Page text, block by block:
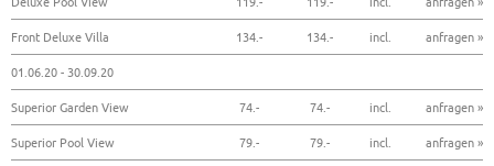
Front Deluxe Villa
134.- 134.- incl.
anfragen »
01.06.20 - 30.09.20
Superior Garden View
74.- 74.- incl.
anfragen »
Superior Pool View
79.- 79.- incl.
anfragen »